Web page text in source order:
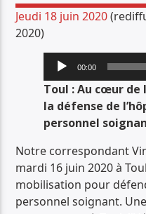
Radio Déclic
Jeudi 18 juin 2020
2020)
Lecteur
audio
00:00
Toul : Au cœur
la défense de
personnel
Notre correspondant
mardi 16 juin 2020 à
mobilisation pour
personnel soignant.